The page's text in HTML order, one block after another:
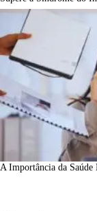
A Importância da